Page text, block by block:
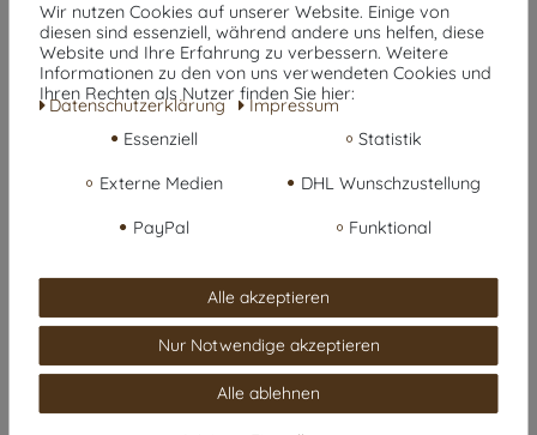
Widerruf ist formfrei und ohne Angabe von Gründen
Zum Online-Widerruf
Widerrufs­recht Widerrufs­formular
Wir nutzen Cookies auf unserer Website. Einige von
diesen sind essenziell, während andere uns helfen, diese
Website und Ihre Erfahrung zu verbessern. Weitere
Informationen zu den von uns verwendeten Cookies und
Ihren Rechten als Nutzer finden Sie hier:
Daten­schutz­erklärung
Impressum
Essenziell
Statistik
Externe Medien DHL Wunschzustellung
PayPal Funktional
Alle akzeptieren
Nur Notwendige akzeptieren
Alle ablehnen